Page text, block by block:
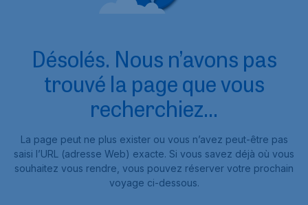
Désolés. Nous n’avons pas
trouvé la page que vous
recherchiez...
La page peut ne plus exister ou vous n’avez peut-être pas
saisi l’URL (adresse Web) exacte. Si vous savez déjà où vous
souhaitez vous rendre, vous pouvez réserver votre prochain
voyage ci-dessous.